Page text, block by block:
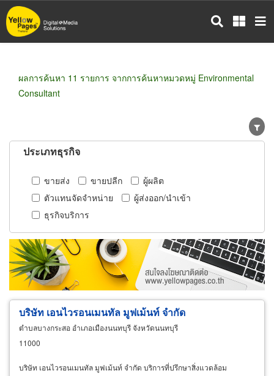
ข้าม
ไป
ผลการค้นหา 11 รายการ จากการค้นหาหมวดหมู่ Environmental
Consultant
ประเภทธุรกิจ
ขายส่ง ขายปลีก
ผู้ผลิต
ตัวแทนจัดจำหน่าย
ผู้ส่งออก/นำเข้า
ธุรกิจบริการ
บริษัท เอนไวรอนเมนทัล มูฟเม้นท์ จำกัด
ตำบลบางกระสอ อำเภอเมืองนนทบุรี จังหวัดนนทบุรี
11000
บริษัท เอนไวรอนเมนทัล มูฟเม้นท์ จำกัด บริการที่ปรึกษาสิ่งแวดล้อม